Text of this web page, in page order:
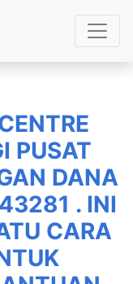
PUSAT
DANA
. INI
CARA